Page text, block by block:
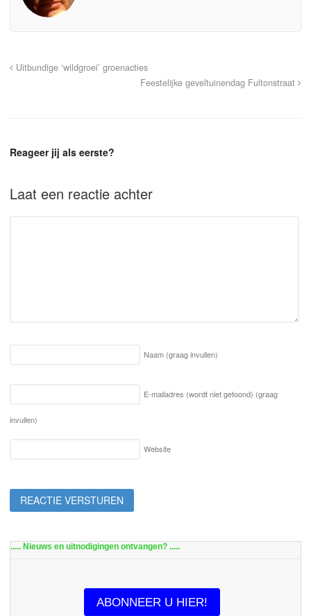
Uitbundige ‘wildgroei’ groenacties
Feestelijke geveltuinendag Fultonstraat
Reageer jij als eerste?
Laat een reactie achter
Naam (graag invullen)
E-mailadres (wordt niet getoond) (graag
invullen)
Website
..... Nieuws en uitnodigingen ontvangen? .....
ABONNEER U HIER!